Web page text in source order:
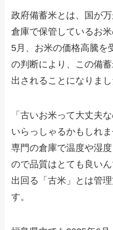
政府備蓄米とは、国が
倉庫で保管しているお
5月、お米の価格高騰を
の判断により、この備
出されることになりまし
「古いお米って大丈夫
いらっしゃるかもしれ
専門の倉庫で温度や湿
ので品質はとても良い
出回る「古米」とは管
す。